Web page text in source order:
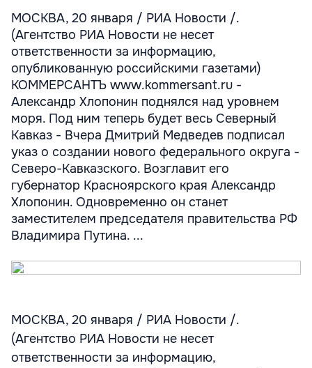
МОСКВА, 20 января / РИА Новости /.
(Агентство РИА Новости не несет
ответственности за информацию,
опубликованную российскими газетами)
КОММЕРСАНТЪ www.kommersant.ru -
Александр Хлопонин поднялся над уровнем
моря. Под ним теперь будет весь Северный
Кавказ - Вчера Дмитрий Медведев подписал
указ о создании нового федерального округа -
Северо-Кавказского. Возглавит его
губернатор Красноярского края Александр
Хлопонин. Одновременно он станет
заместителем председателя правительства РФ
Владимира Путина. ...
МОСКВА, 20 января / РИА Новости /.
(Агентство РИА Новости не несет
ответственности за информацию,